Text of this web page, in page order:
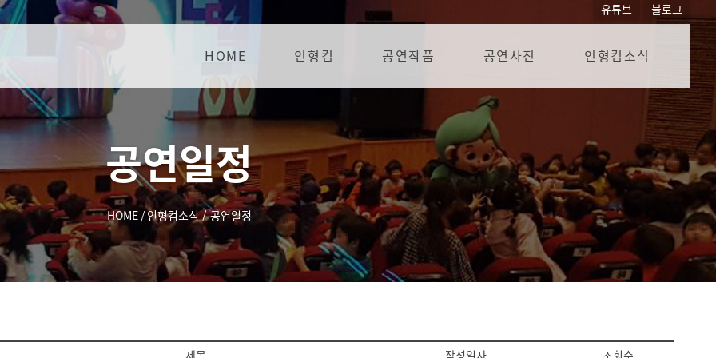
유튜브 블로그
HOME 인형컴 공연작품 공연사진 인형컴소식
공연일정
HOME / 인형컴소식/공연일정
제목 작성일자 조회수